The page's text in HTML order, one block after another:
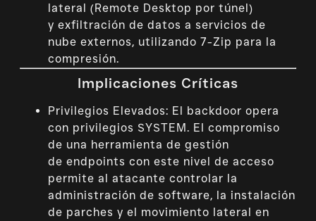
lateral (Remote Desktop por túnel)
y exfiltración de datos a servicios de
nube externos, utilizando 7-Zip para la
compresión.
Implicaciones Críticas
Privilegios Elevados: El backdoor opera
con privilegios SYSTEM. El compromiso
de una herramienta de gestión
de endpoints con este nivel de acceso
permite al atacante controlar la
administración de software, la instalación
de parches y el movimiento lateral en